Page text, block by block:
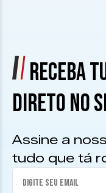
RECEBA
DIRETO NO
Assine a
tudo que tá